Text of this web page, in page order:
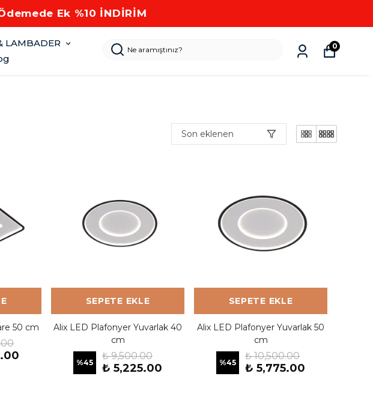
%10 İNDİRİM
LAMBADER
0
Son eklenen
50 cm
SEPETE EKLE
Alix LED Plafonyer Yuvarlak 40
cm
%45
₺ 9,500.00
₺ 5,225.00
SEPETE EKLE
Alix LED Plafonyer Yuvarlak 50
cm
%45
₺ 10,500.00
₺ 5,775.00